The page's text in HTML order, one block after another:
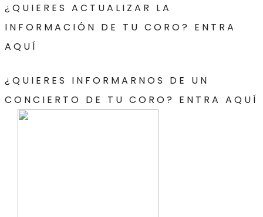
¿QUIERES ACTUALIZAR LA
INFORMACIÓN DE TU CORO? ENTRA
AQUÍ
¿QUIERES INFORMARNOS DE UN
CONCIERTO DE TU CORO? ENTRA AQUÍ